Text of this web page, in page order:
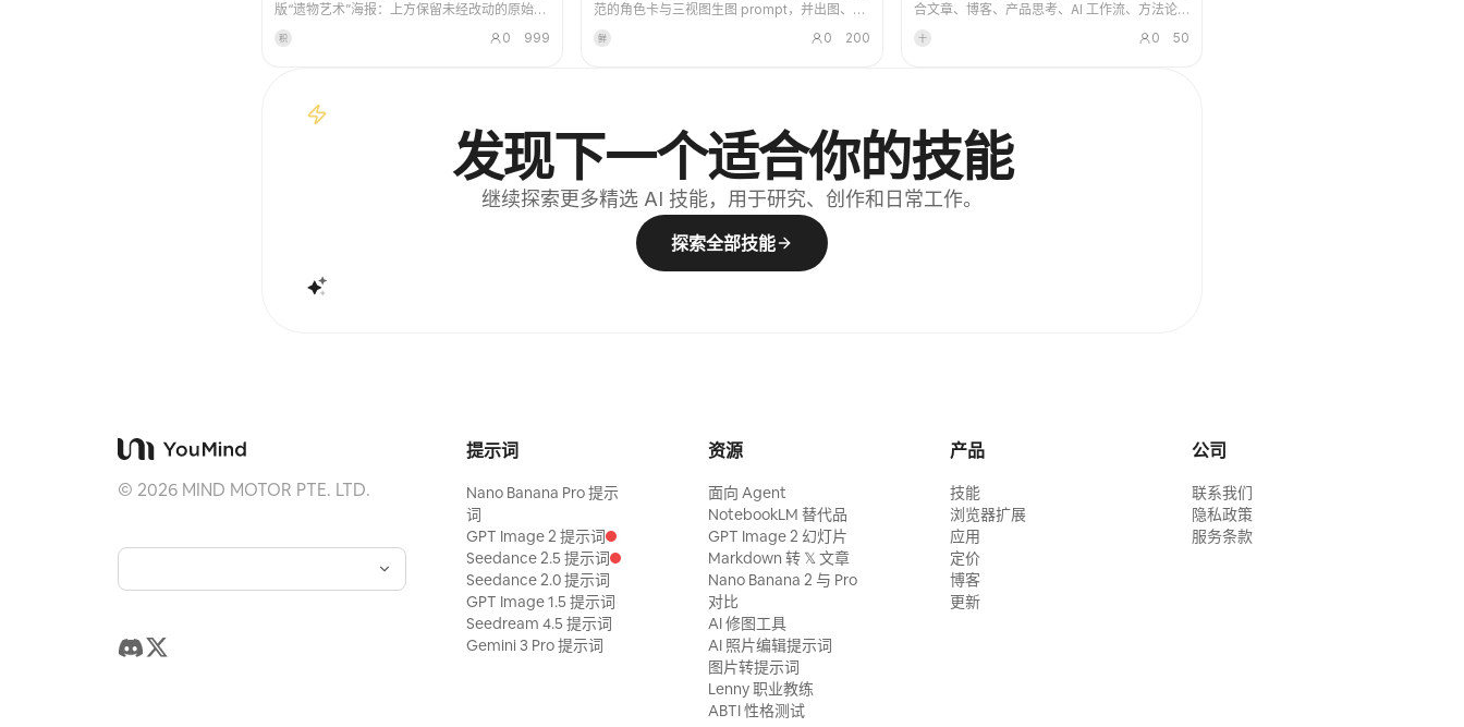
版“遗物艺术”海报：上方保留未经改动的原始摄
影，下方以温暖纸张或克制的光影空间，压缩出
一枚源自照片的记忆性图形。它不是普通插画或
道路、人物尺度、地平线与光影关系，让主体即
使在缩略图中也保持辨识度。画面整体强调安
静、克制和现代版画般的质感，色彩从原图提
取，以深蓝、墨黑、灰绿、石色或低饱和暖色为
主，并在合适时加入一处微小的暖色标记。标题
通常保持极小、诗意而像展签，不喧宾夺主。
最终作品会保留原照片的真实内容，同时在下方
积 0 999
范的角色卡与三视图生图 prompt，并出图、对
照检查清单自查。使用该技能，可以合理规避一
些出图过程中的积分浪费情况。
鲜 0 200
合文章、博客、产品思考、AI 工作流、方法论
和知识笔记；小盒永远合盖，并亲自完成收集、
筛选、整理、修复或交接等核心动作。
十 0 50
发现下一个适合你的技能
继续探索更多精选 AI 技能，用于研究、创作和日常工作。
探索全部技能
© 2026MIND MOTOR PTE. LTD.
提示词
Nano Banana Pro 提示
词
GPT Image 2 提示词
Seedance 2.5 提示词
Seedance 2.0 提示词
GPT Image 1.5 提示词
Seedream 4.5 提示词
Gemini 3 Pro 提示词
资源
面向 Agent
NotebookLM 替代品
GPT Image 2 幻灯片
Markdown 转 𝕏 文章
Nano Banana 2 与 Pro
对比
AI 修图工具
AI 照片编辑提示词
图片转提示词
Lenny 职业教练
ABTI 性格测试
产品
技能
浏览器扩展
应用
定价
博客
更新
公司
联系我们
隐私政策
服务条款